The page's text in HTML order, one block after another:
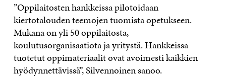
”Oppilaitosten hankkeissa pilotoidaan
kiertotalouden teemojen tuomista opetukseen.
Mukana on yli 50 oppilaitosta,
koulutusorganisaatiota ja yritystä. Hankkeissa
tuotetut oppimateriaalit ovat avoimesti kaikkien
hyödynnettävissä”, Silvennoinen sanoo.